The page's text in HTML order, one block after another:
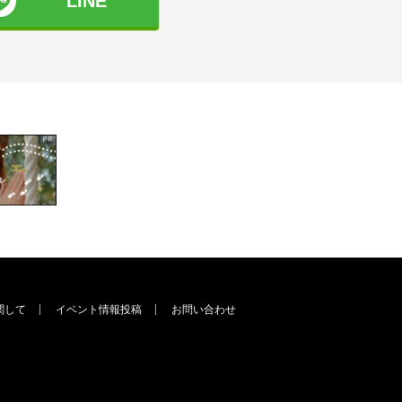
して イベント情報投稿 お問い合わせ